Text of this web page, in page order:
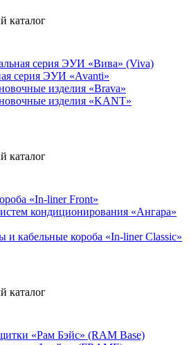
каталог
серия ЭУИ «Вива» (Viva)
серия ЭУИ «Avanti»
изделия «Brava»
изделия «KANT»
каталог
«In-liner Front»
кондиционирования «Ангара»
кабельные короба «In-liner Classic»
каталог
«Рам Бэйс» (RAM Base)